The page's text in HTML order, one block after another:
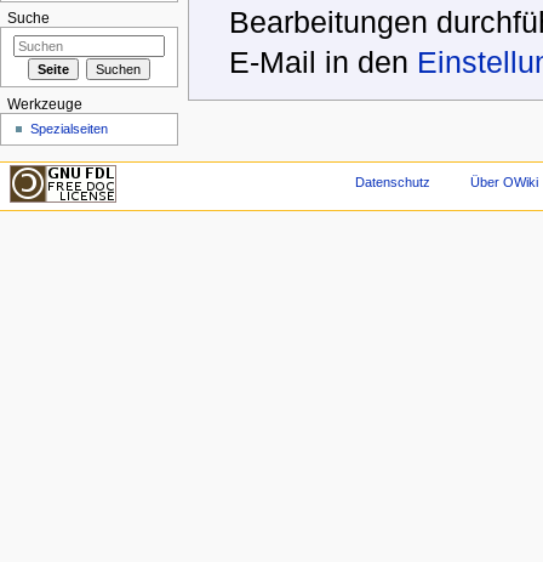
Bearbeitungen
E-Mail in den
Suche
Werkzeuge
Spezialseiten
Datenschutz Über OWiki